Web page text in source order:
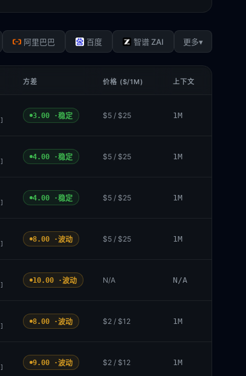
阿里巴巴 百度 智谱 ZAI 更多▾
方差 价格 ($/1M) 上下文
3.00 ·稳定 $5 / $25 1M
4.00 ·稳定 $5 / $25 1M
4.00 ·稳定 $5 / $25 1M
8.00 ·波动 $5 / $25 1M
10.00 ·波动 N/A N/A
8.00 ·波动 $2 / $12 1M
9.00 ·波动 $2 / $12 1M